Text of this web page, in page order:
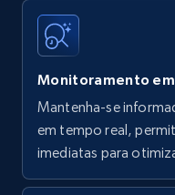
35.2K+
Amazon Reviews
URL, Product
Monitoramento
Mantenha-se
em tempo real,
imediatas para